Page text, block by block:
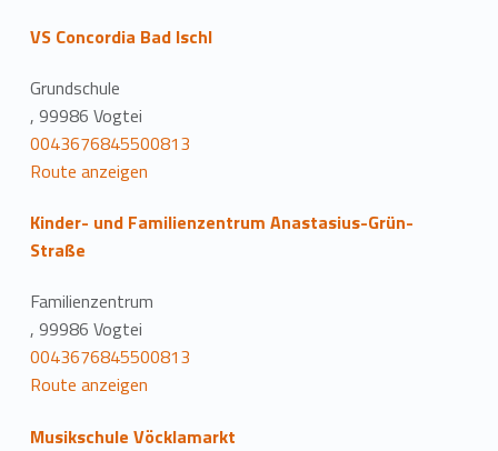
VS Concordia Bad Ischl
Grundschule
, 99986 Vogtei
0043676845500813
Route anzeigen
Kinder- und Familienzentrum Anastasius-Grün-
Straße
Familienzentrum
, 99986 Vogtei
0043676845500813
Route anzeigen
Musikschule Vöcklamarkt